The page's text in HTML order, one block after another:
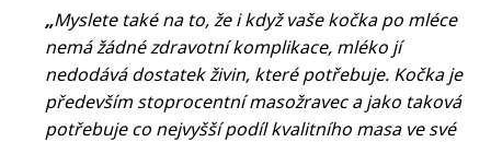
„Myslete také na to, že i když vaše kočka po mléce
nemá žádné zdravotní komplikace, mléko jí
nedodává dostatek živin, které potřebuje. Kočka je
především stoprocentní masožravec a jako taková
potřebuje co nejvyšší podíl kvalitního masa ve své